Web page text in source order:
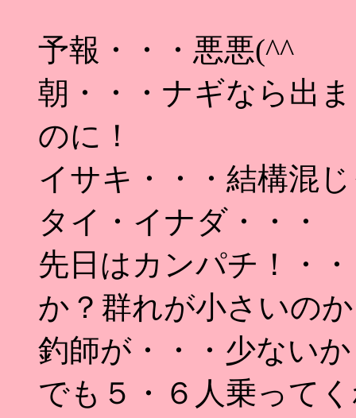
予報・・・悪悪(^^ゞ
朝・・・ナギなら出
のに！
イサキ・・・結構混
タイ・イナダ・・・
先日はカンパチ！・
か？群れが小さいの
釣師が・・・少ない
でも５・６人乗って